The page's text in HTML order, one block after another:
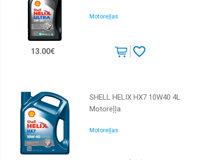
Motoreļļas
13.00€
SHELL HELIX HX7 10W40 4L
Motoreļļa
Motoreļļas